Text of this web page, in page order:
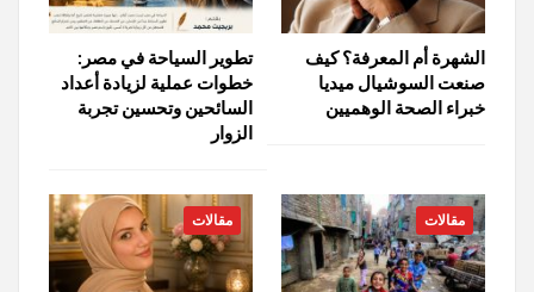
الشهرة أم المعرفة؟ كيف
صنعت السوشيال ميديا
خبراء الصحة الوهميين
تطوير السياحة في مصر:
خطوات عملية لزيادة أعداد
السائحين وتحسين تجربة
الزوار
مقالات مقالات